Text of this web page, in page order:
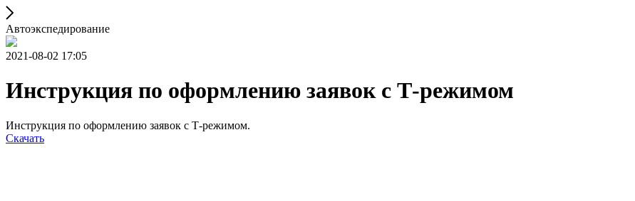
Автоэкспедирование
2021-08-02 17:05
Инструкция по оформлению заявок с Т-режимом
Инструкция по оформлению заявок с Т-режимом.
Скачать